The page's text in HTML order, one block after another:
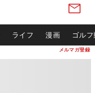
メルマガ登録
ライフ 漫画 ゴル